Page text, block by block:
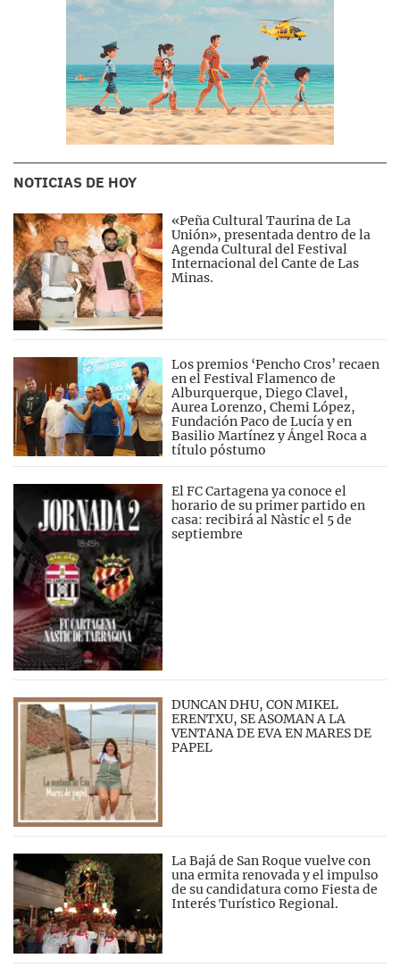
NOTICIAS DE HOY
«Peña Cultural Taurina de La
Unión», presentada dentro de la
Agenda Cultural del Festival
Internacional del Cante de Las
Minas.
Los premios ‘Pencho Cros’ recaen
en el Festival Flamenco de
Alburquerque, Diego Clavel,
Aurea Lorenzo, Chemi López,
Fundación Paco de Lucía y en
Basilio Martínez y Ángel Roca a
título póstumo
El FC Cartagena ya conoce el
horario de su primer partido en
casa: recibirá al Nàstic el 5 de
septiembre
DUNCAN DHU, CON MIKEL
ERENTXU, SE ASOMAN A LA
VENTANA DE EVA EN MARES DE
PAPEL
La Bajá de San Roque vuelve con
una ermita renovada y el impulso
de su candidatura como Fiesta de
Interés Turístico Regional.